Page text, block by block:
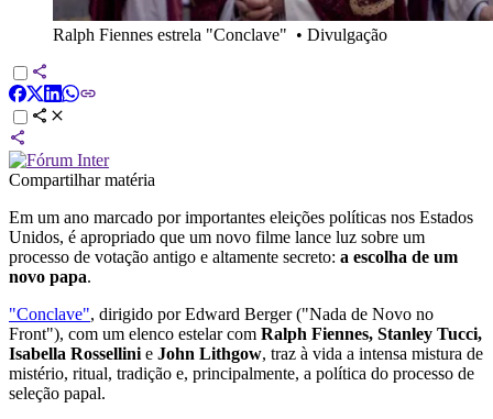
Ralph Fiennes estrela "Conclave" • Divulgação
Compartilhar matéria
Em um ano marcado por importantes eleições políticas nos Estados
Unidos, é apropriado que um novo filme lance luz sobre um
processo de votação antigo e altamente secreto: a escolha de um
novo papa.
"Conclave", dirigido por Edward Berger ("Nada de Novo no
Front"), com um elenco estelar com Ralph Fiennes, Stanley Tucci,
Isabella Rossellini e John Lithgow, traz à vida a intensa mistura de
mistério, ritual, tradição e, principalmente, a política do processo de
seleção papal.